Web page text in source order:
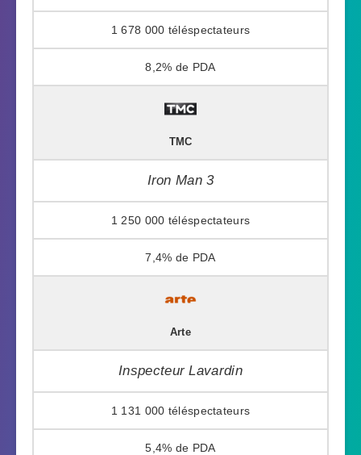
1 678 000
8,2%
TMC
Iron Man 3
1 250 000
7,4%
Arte
Inspecteur Lavardin
1 131 000
5,4%